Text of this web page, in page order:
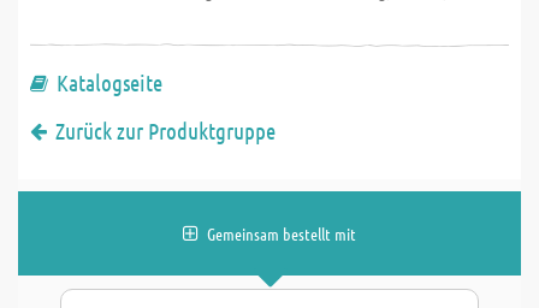
Katalogseite
Zurück zur Produktgruppe
Gemeinsam bestellt mit